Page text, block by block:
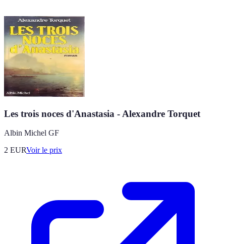
Les trois noces d'Anastasia - Alexandre Torquet
Albin Michel GF
2 EURVoir le prix